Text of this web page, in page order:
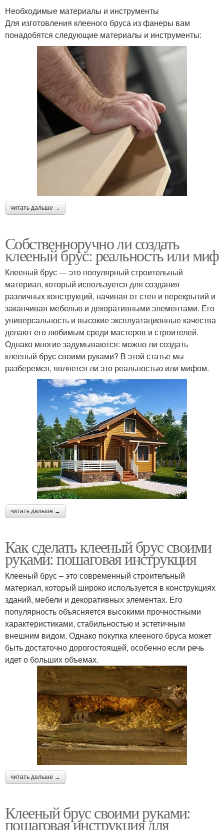
Необходимые материалы и инструменты
Для изготовления клееного бруса из фанеры вам
понадобятся следующие материалы и инструменты:
читать дальше →
Собственноручно ли создать
клееный брус: реальность или миф
Клееный брус — это популярный строительный
материал, который используется для создания
различных конструкций, начиная от стен и перекрытий и
заканчивая мебелью и декоративными элементами. Его
универсальность и высокие эксплуатационные качества
делают его любимым среди мастеров и строителей.
Однако многие задумываются: можно ли создать
клееный брус своими руками? В этой статье мы
разберемся, является ли это реальностью или мифом.
читать дальше →
Как сделать клееный брус своими
руками: пошаговая инструкция
Клееный брус – это современный строительный
материал, который широко используется в конструкциях
зданий, мебели и декоративных элементах. Его
популярность объясняется высокими прочностными
характеристиками, стабильностью и эстетичным
внешним видом. Однако покупка клееного бруса может
быть достаточно дорогостоящей, особенно если речь
идет о больших объемах.
читать дальше →
Клееный брус своими руками:
пошаговая инструкция для